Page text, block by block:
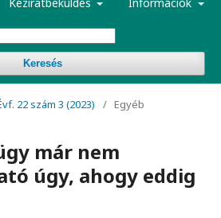
Keresés
22 szám 3 (2023) / Egyéb
már nem
úgy, ahogy eddig